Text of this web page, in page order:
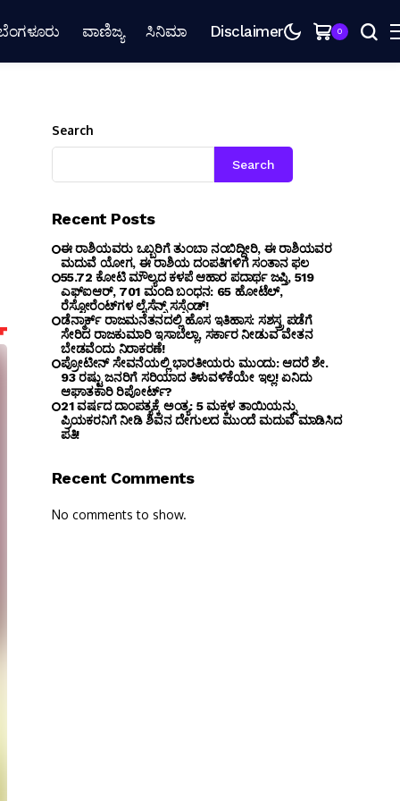
ವಾಣಿಜ್ಯ ಸಿನಿಮಾ Disclaimer 0
Search
Search
Recent Posts
ಈ ರಾಶಿಯವರು ಒಬ್ಬರಿಗೆ ತುಂಬಾ ನಂಬಿದ್ದೀರಿ, ಈ ರಾಶಿಯವರ
ಮದುವೆ ಯೋಗ, ಈ ರಾಶಿಯ ದಂಪತಿಗಳಿಗೆ ಸಂತಾನ ಫಲ
₹55.72 ಕೋಟಿ ಮೌಲ್ಯದ ಕಳಪೆ ಆಹಾರ ಪದಾರ್ಥ ಜಪ್ತಿ, 519
ಎಫ್‌ಐಆರ್, 701 ಮಂದಿ ಬಂಧನ: 65 ಹೋಟೆಲ್,
ರೆಸ್ಟೋರೆಂಟ್‌ಗಳ ಲೈಸೆನ್ಸ್ ಸಸ್ಪೆಂಡ್!
ಡೆನ್ಮಾರ್ಕ್ ರಾಜಮನೆತನದಲ್ಲಿ ಹೊಸ ಇತಿಹಾಸ: ಸಶಸ್ತ್ರ ಪಡೆಗೆ
ಸೇರಿದ ರಾಜಕುಮಾರಿ ಇಸಾಬೆಲ್ಲಾ, ಸರ್ಕಾರ ನೀಡುವ ವೇತನ
ಬೇಡವೆಂದು ನಿರಾಕರಣೆ!
ಪ್ರೋಟೀನ್ ಸೇವನೆಯಲ್ಲಿ ಭಾರತೀಯರು ಮುಂದು: ಆದರೆ ಶೇ.
93 ರಷ್ಟು ಜನರಿಗೆ ಸರಿಯಾದ ತಿಳುವಳಿಕೆಯೇ ಇಲ್ಲ! ಏನಿದು
ಆಘಾತಕಾರಿ ರಿಪೋರ್ಟ್?
21 ವರ್ಷದ ದಾಂಪತ್ಯಕ್ಕೆ ಅಂತ್ಯ: 5 ಮಕ್ಕಳ ತಾಯಿಯನ್ನು
ಪ್ರಿಯಕರನಿಗೆ ನೀಡಿ ಶಿವನ ದೇಗುಲದ ಮುಂದೆ ಮದುವೆ ಮಾಡಿಸಿದ
ಪತಿ!
Recent Comments
No comments to show.